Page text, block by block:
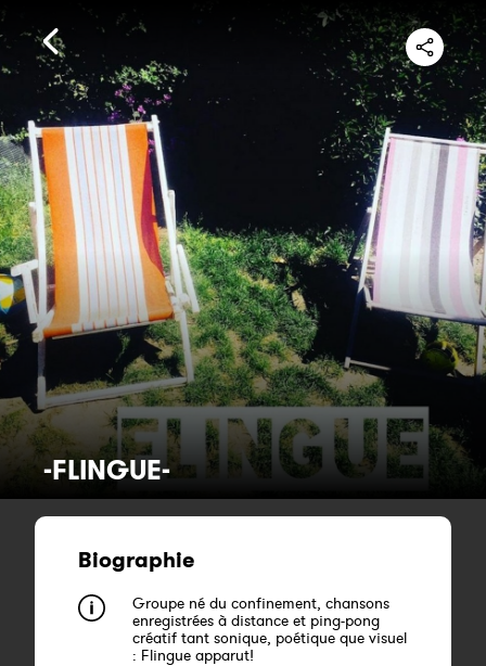
-FLINGUE-
Biographie
Groupe né du confinement, chansons
enregistrées à distance et ping-pong
créatif tant sonique, poétique que visuel
: Flingue apparut!